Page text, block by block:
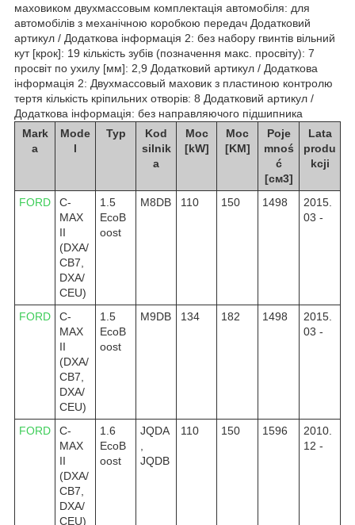
маховиком двухмассовым комплектація автомобіля: для
автомобілів з механічною коробкою передач Додатковий
артикул / Додаткова інформація 2: без набору гвинтів вільний
кут [крок]: 19 кількість зубів (позначення макс. просвіту): 7
просвіт по ухилу [мм]: 2,9 Додатковий артикул / Додаткова
інформація 2: Двухмассовый маховик з пластиною контролю
тертя кількість кріпильних отворів: 8 Додатковий артикул /
Додаткова інформація: без направляючого підшипника
Mark
a
Mode
l
Typ
Kod
silnik
a
Moc
[kW]
Moc
[KM]
Poje
mnoś
ć
[см3]
Lata
produ
kcji
FORD
C-
MAX
II
(DXA/
CB7,
DXA/
CEU)
1.5
EcoB
oost
M8DB 110 150 1498
2015.
03 -
FORD
C-
MAX
II
(DXA/
CB7,
DXA/
CEU)
1.5
EcoB
oost
M9DB 134 182 1498
2015.
03 -
FORD
C-
MAX
II
(DXA/
CB7,
DXA/
CEU)
1.6
EcoB
oost
JQDA
JQDB
110 150 1596
2010.
12 -